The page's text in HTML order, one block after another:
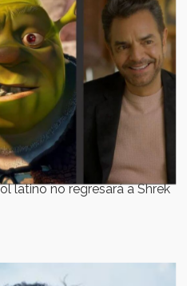
latino no regresará a Shrek